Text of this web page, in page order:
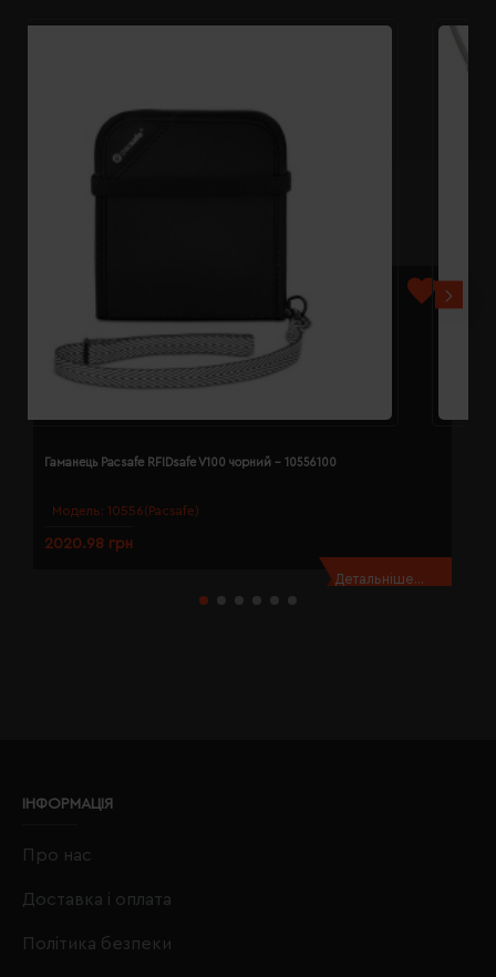
Модель: 10556(Pacsafe)
Гаманець Pacsafe RFIDsafe V100 чорний - 10556100
2020.98 грн
Детальніше...
ІНФОРМАЦІЯ
Про нас
Доставка і оплата
Політика безпеки